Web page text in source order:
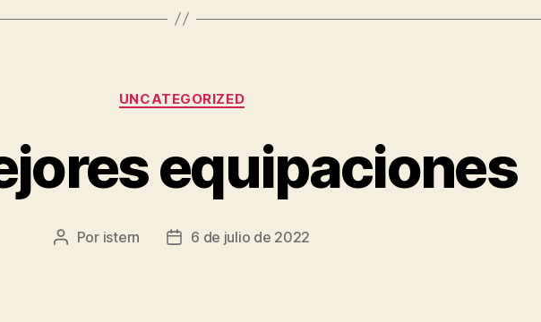
Categorías
UNCATEGORIZED
equipaciones
Autor
Por istern
Fecha6 de julio de 2022